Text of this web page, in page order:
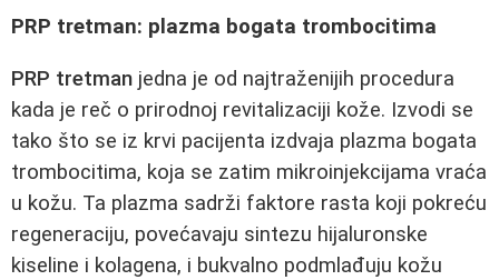
PRP tretman: plazma bogata trombocitima
PRP tretman jedna je od najtraženijih procedura
kada je reč o prirodnoj revitalizaciji kože. Izvodi se
tako što se iz krvi pacijenta izdvaja plazma bogata
trombocitima, koja se zatim mikroinjekcijama vraća
u kožu. Ta plazma sadrži faktore rasta koji pokreću
regeneraciju, povećavaju sintezu hijaluronske
kiseline i kolagena, i bukvalno podmlađuju kožu